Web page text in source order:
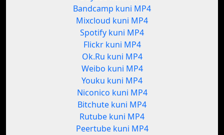
Bandcamp kuni MP4
Mixcloud kuni MP4
Spotify kuni MP4
Flickr kuni MP4
Ok.Ru kuni MP4
Weibo kuni MP4
Youku kuni MP4
Niconico kuni MP4
Bitchute kuni MP4
Rutube kuni MP4
Peertube kuni MP4